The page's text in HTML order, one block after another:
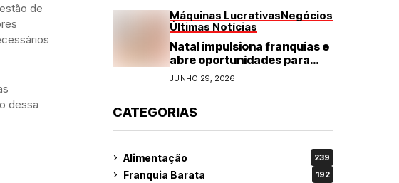
de
dessa
Máquinas LucrativasNegócios
Últimas Notícias
Natal impulsiona franquias e
abre oportunidades para
diversos segmentos do
JUNHO 29, 2026
CATEGORIAS
Alimentação 239
Franquia Barata 192